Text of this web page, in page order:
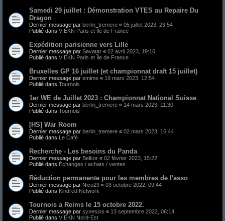
Samedi 29 juillet : Démonstration VTES au Repaire Du
Dragon
Dernier message par berlin_tremere « 05 juillet 2023, 23:54
Publié dans V:EKN Paris et Île de France
Expédition parisienne vers Lille
Dernier message par Sevatar « 02 avril 2023, 19:16
Publié dans V:EKN Paris et Île de France
Bruxelles GP 16 juillet (et championnat draft 15 juillet)
Dernier message par emime « 19 mars 2023, 12:54
Publié dans Tournois
1er WE de Juillet 2023 : Championnat National Suisse
Dernier message par berlin_tremere « 14 mars 2023, 11:30
Publié dans Tournois
[HS] War Room
Dernier message par berlin_tremere « 02 mars 2023, 16:44
Publié dans Le Café
Recherche - Les besoins du Panda
Dernier message par Belkor « 02 février 2023, 15:22
Publié dans Échanges / achats / ventes
Réduction permanente pour les membres de l'asso
Dernier message par Nico29 « 03 octobre 2022, 09:44
Publié dans Kindred Network
Tournois a Reims le 15 octobre 2022.
Dernier message par synesios « 13 septembre 2022, 06:14
Publié dans V:EKN Nord-Est